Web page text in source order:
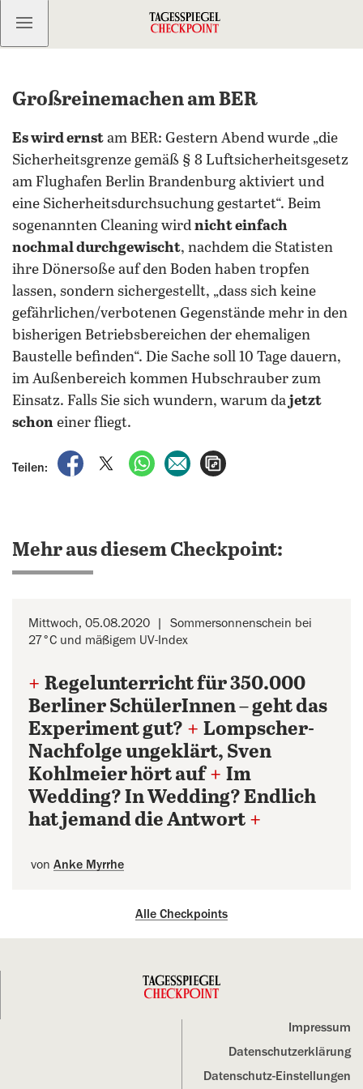
Kostenlos anmelden
Großreinemachen am BER
Es wird ernst am BER: Gestern Abend wurde „die
Sicherheitsgrenze gemäß § 8 Luftsicherheitsgesetz
am Flughafen Berlin Brandenburg aktiviert und
eine Sicherheitsdurchsuchung gestartet“. Beim
sogenannten Cleaning wird nicht einfach
nochmal durchgewischt, nachdem die Statisten
ihre Dönersoße auf den Boden haben tropfen
lassen, sondern sichergestellt, „dass sich keine
gefährlichen/verbotenen Gegenstände mehr in den
bisherigen Betriebsbereichen der ehemaligen
Baustelle befinden“. Die Sache soll 10 Tage dauern,
im Außenbereich kommen Hubschrauber zum
Einsatz. Falls Sie sich wundern, warum dajetzt
schon einer fliegt.
Teilen:
auf Facebook teilen
auf X teilenper WhatsApp teilen
per E-Mail teilen
Mehr aus diesem Checkpoint:
Mittwoch, 05.08.2020
Sommersonnenschein bei
27°C und mäßigem UV-Index
+ Regelunterricht für 350.000
Berliner SchülerInnen – geht das
Experiment gut? + Lompscher-
Nachfolge ungeklärt, Sven
Kohlmeier hört auf + Im
Wedding? In Wedding? Endlich
hat jemand die Antwort +
von Anke Myrrhe
Alle Checkpoints
Impressum
Datenschutz­erklärung
Datenschutz-Einstellungen